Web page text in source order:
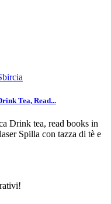
Tea, Read...
Drink tea, read books in
Spilla con tazza di tè e